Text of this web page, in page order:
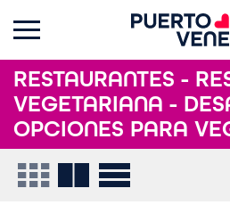
RESTAURANTES -
VEGETARIANA -
OPCIONES PARA